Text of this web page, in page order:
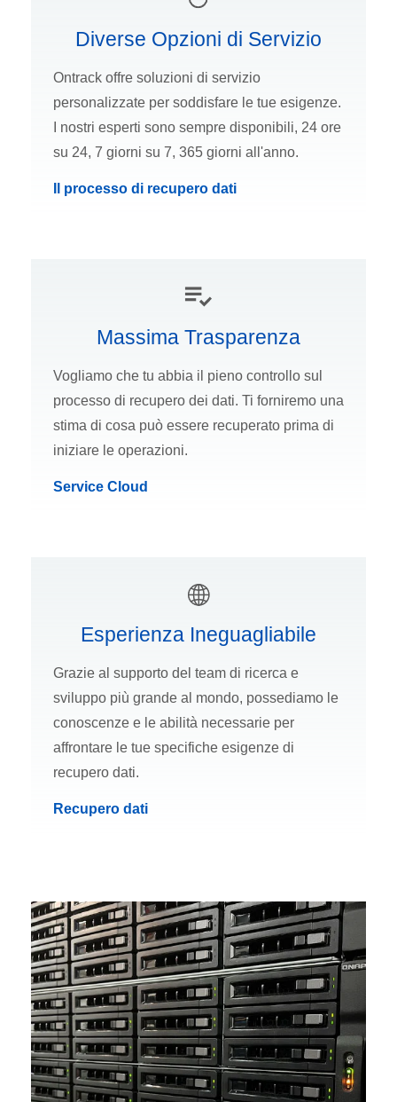
Diverse Opzioni di Servizio
Ontrack offre soluzioni di servizio
personalizzate per soddisfare le tue esigenze.
I nostri esperti sono sempre disponibili, 24 ore
su 24, 7 giorni su 7, 365 giorni all'anno.
Il processo di recupero dati
Massima Trasparenza
Vogliamo che tu abbia il pieno controllo sul
processo di recupero dei dati. Ti forniremo una
stima di cosa può essere recuperato prima di
iniziare le operazioni.
Service Cloud
Esperienza Ineguagliabile
Grazie al supporto del team di ricerca e
sviluppo più grande al mondo, possediamo le
conoscenze e le abilità necessarie per
affrontare le tue specifiche esigenze di
recupero dati.
Recupero dati